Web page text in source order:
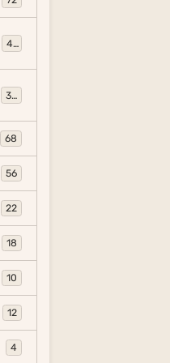
454
325
68
56
22
18
10
12
4